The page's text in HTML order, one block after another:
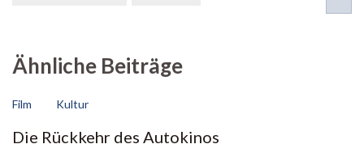
Ähnliche Beiträge
Film Kultur
Die Rückkehr des Autokinos